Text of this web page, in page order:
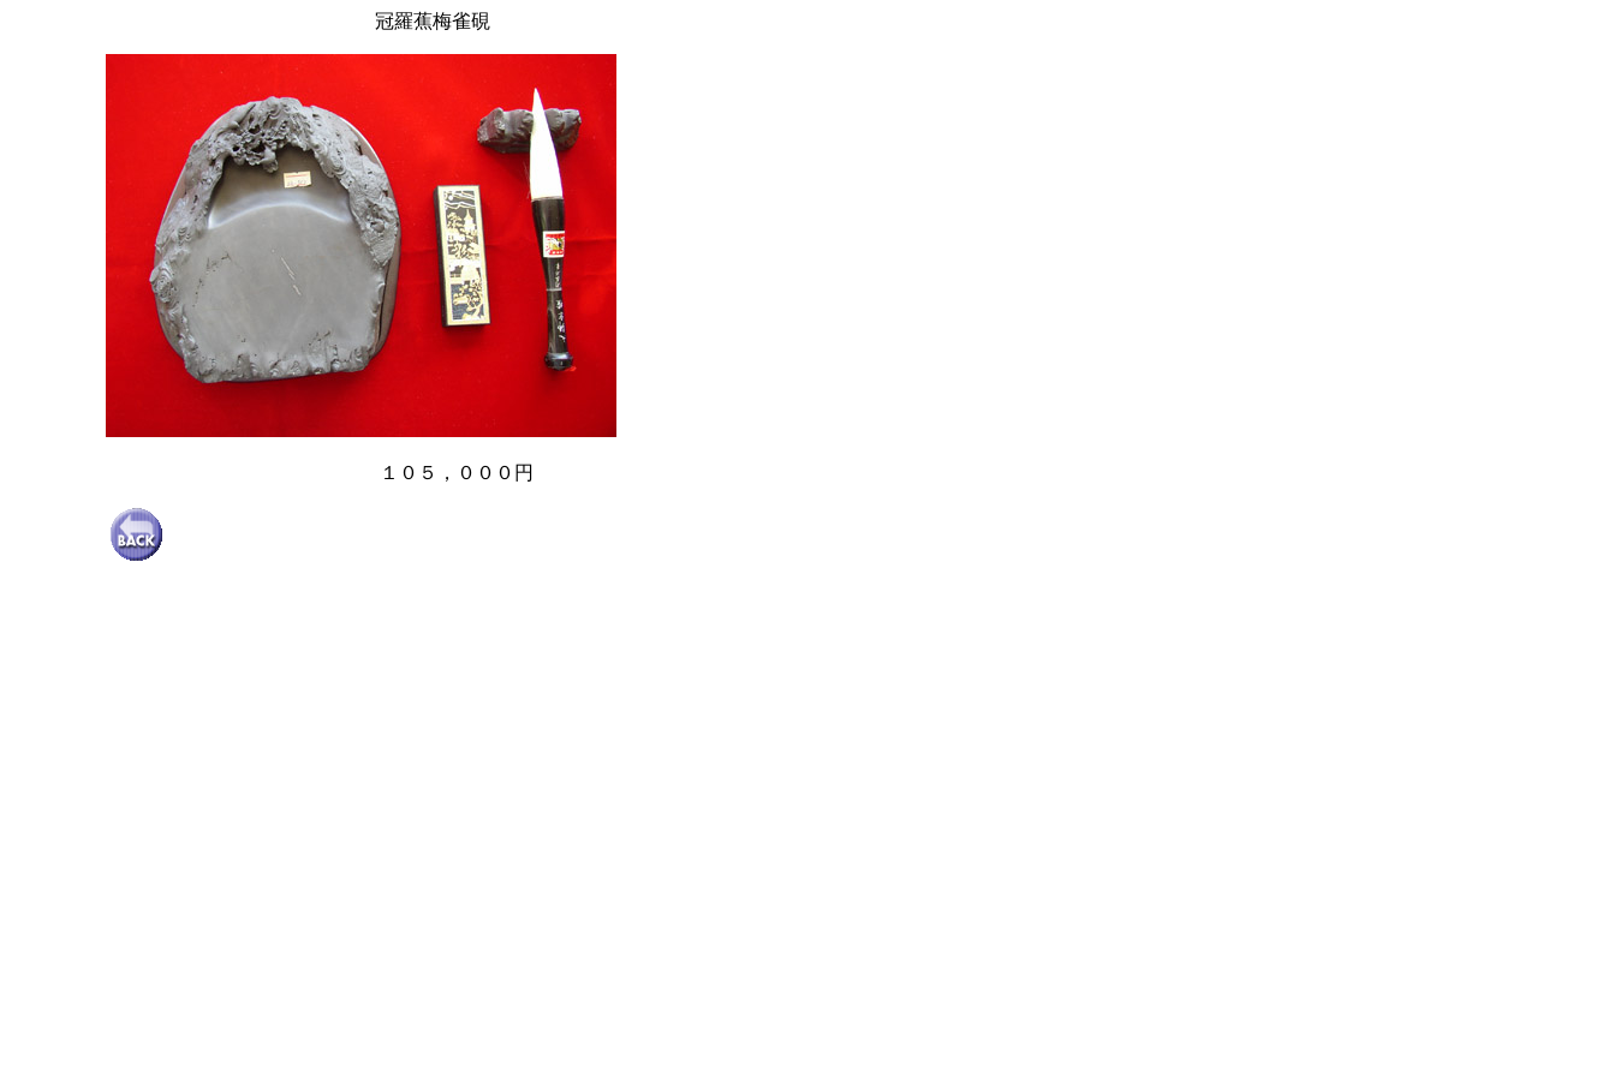
冠羅蕉梅雀硯
１０５，０００円